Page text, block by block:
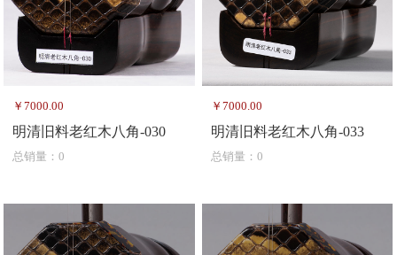
￥7000.00
明清旧料老红木八角-030
总销量：0
￥7000.00
明清旧料老红木八角-033
总销量：0